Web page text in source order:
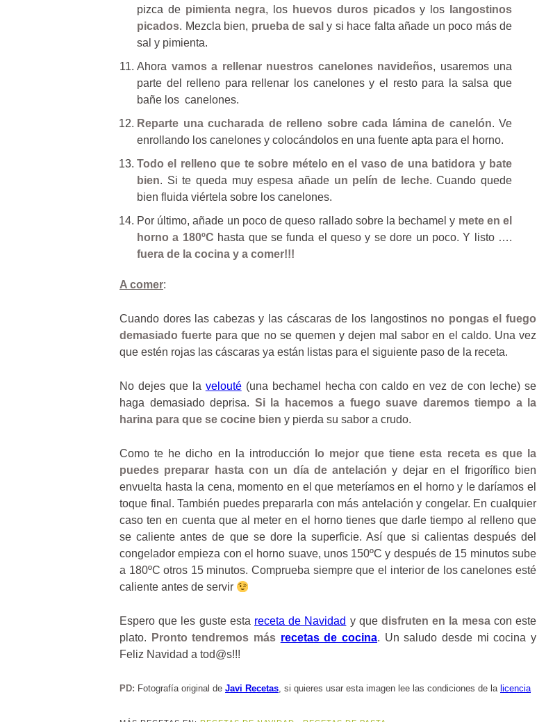
pizca de pimienta negra, los huevos duros picadosy los
langostinos
picados. Mezcla bien, prueba de sal y si hace falta añade un poco más de
sal y pimienta.
Ahora vamos a rellenar nuestros canelones navideños, usaremos una
parte del relleno para rellenar los canelones y el resto para la salsa que
bañe los canelones.
Reparte una cucharada de relleno sobre cada lámina de canelón. Ve
enrollando los canelones y colocándolos en una fuente apta para el horno.
Todo el relleno que te sobre mételo en el vaso de una batidora y bate
bien. Si te queda muy espesa añade un pelín de leche. Cuando quede
bien fluida viértela sobre los canelones.
Por último, añade un poco de queso rallado sobre la bechamel y mete en el
horno a 180ºC hasta que se funda el queso y se dore un poco. Y listo ….
fuera de la cocina y a comer!!!
A comer:
Cuando dores las cabezas y las cáscaras de los langostinos no pongas el fuego
demasiado fuerte para que no se quemen y dejen mal sabor en el caldo. Una vez
que estén rojas las cáscaras ya están listas para el siguiente paso de la receta.
No dejes que la velouté(una bechamel hecha con caldo en vez de con leche) se
haga demasiado deprisa. Si la hacemos a fuego suave daremos tiempo a la
harina para que se cocine bien y pierda su sabor a crudo.
Como te he dicho en la introducción
lo mejor que tiene esta receta es que la
puedes preparar hasta con un día de antelación y dejar en el frigorífico bien
envuelta hasta la cena, momento en el que meteríamos en el horno y le daríamos el
toque final. También puedes prepararla con más antelación y congelar. En cualquier
caso ten en cuenta que al meter en el horno tienes que darle tiempo al relleno que
se caliente antes de que se dore la superficie. Así que si calientas después del
congelador empieza con el horno suave, unos 150ºC y después de 15 minutos sube
a 180ºC otros 15 minutos. Comprueba siempre que el interior de los canelones esté
caliente antes de servir
Espero que les guste esta receta de Navidad y quedisfruten en la mesacon este
plato.
Pronto tendremos más recetas de cocina. Un saludo desde mi cocina y
Feliz Navidad a tod@s!!!
PD: Fotografía original de Javi Recetas, si quieres usar esta imagen lee las condiciones de la licencia